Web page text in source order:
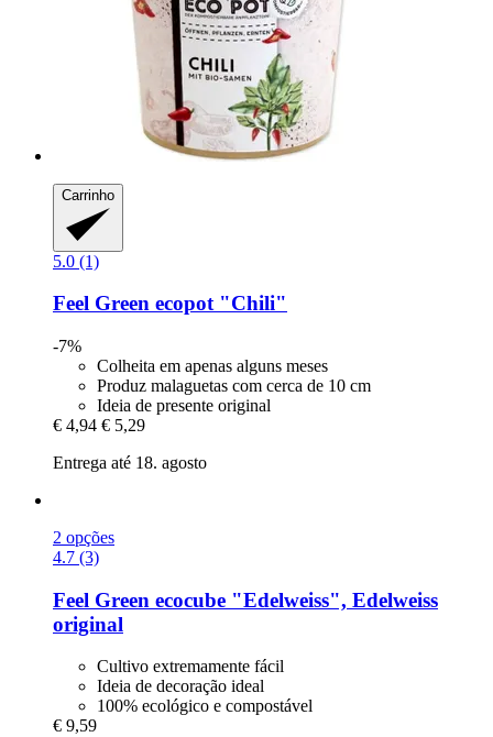
Carrinho
5.0 (1)
Feel Green ecopot "Chili"
-7%
Colheita em apenas alguns meses
Produz malaguetas com cerca de 10 cm
Ideia de presente original
€ 4,94 € 5,29
Entrega até 18. agosto
2 opções
4.7 (3)
Feel Green ecocube "Edelweiss", Edelweiss
original
Cultivo extremamente fácil
Ideia de decoração ideal
100% ecológico e compostável
€ 9,59